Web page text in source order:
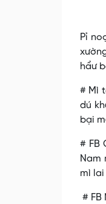
Pỉ
hẩư
# Mì
dú
bại
# FB
Nam
mì lai
# FB